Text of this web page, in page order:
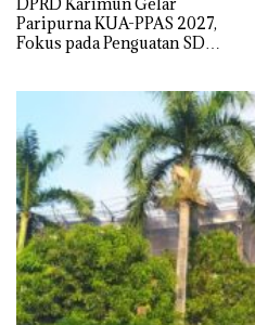
Paripurna KUA-PPAS 2027,
Fokus pada Penguatan SDM,